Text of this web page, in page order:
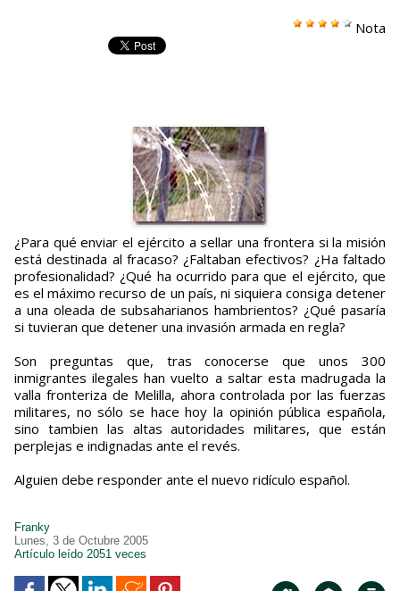
Nota
¿Para qué enviar el ejército a sellar una frontera si la misión
está destinada al fracaso? ¿Faltaban efectivos? ¿Ha faltado
profesionalidad? ¿Qué ha ocurrido para que el ejército, que
es el máximo recurso de un país, ni siquiera consiga detener
a una oleada de subsaharianos hambrientos? ¿Qué pasaría
si tuvieran que detener una invasión armada en regla?
Son preguntas que, tras conocerse que unos 300
inmigrantes ilegales han vuelto a saltar esta madrugada la
valla fronteriza de Melilla, ahora controlada por las fuerzas
militares, no sólo se hace hoy la opinión pública española,
sino tambien las altas autoridades militares, que están
perplejas e indignadas ante el revés.
Alguien debe responder ante el nuevo ridículo español.
Franky
Lunes, 3 de Octubre 2005
Artículo leído 2051 veces